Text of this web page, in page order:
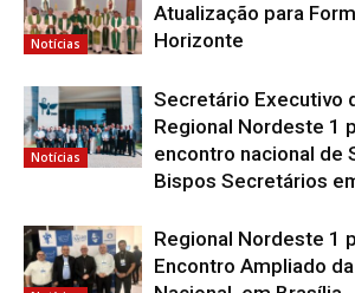
Notícias
Atualização para
Horizonte
Notícias
Secretário Executivo
Regional Nordeste 1
encontro nacional de
Bispos Secretários
Regional Nordeste 1
Encontro Ampliado da